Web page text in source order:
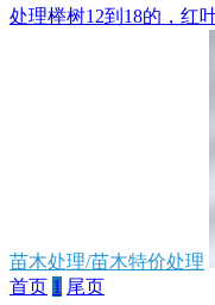
处理榉树12到18的，红
苗木处理/苗木特价处理
首页 1 尾页